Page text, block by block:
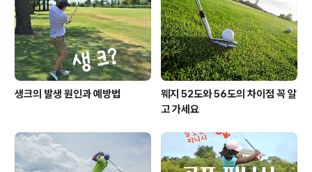
입니다. 2. 스윙 개선 - 전문가의 도움 스윙은 골프의 핵심
요소입니다. 골프 코치의 지도를 받아 스윙 동작을 개선하
세요. 개인화된 조언을 통해 본인..
생크의 발생 원인과 예방법
웨지 52도와 56도의 차이점 꼭 알
고 가세요